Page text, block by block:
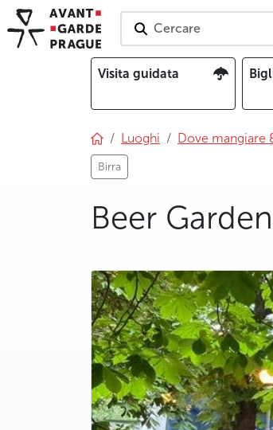
Cercare
Visita guidata
Luoghi Dove mangiare
Birra
Beer